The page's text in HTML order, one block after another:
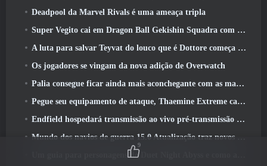
Deadpool da Marvel Rivals é uma ameaça tripla
Super Vegito cai em Dragon Ball Gekishin Squadra com a chegada da temporada 3
A luta para salvar Teyvat do louco que é Dottore começa hoje em Genshin Impact
Os jogadores se vingam da nova adição de Overwatch
Palia consegue ficar ainda mais aconchegante com as maravilhas do inverno: Atualização do Santuário Preso na Neve
Pegue seu equipamento de ataque, Thaemine Extreme cai na Arca Perdida amanhã
Endfield hospedará transmissão ao vivo pré-transmissão ao vivo esta semana
Mundo dos navios de guerra 15.0 Atualização traz novos navios de guerra europeus, Uma colaboração de comandante e muito mais
Um guia para personagens de Duet Night Abyss e como adquiri-los
9